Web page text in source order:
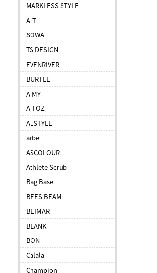
MARKLESS STYLE
ALT
SOWA
TS DESIGN
EVENRIVER
BURTLE
AIMY
AITOZ
ALSTYLE
arbe
ASCOLOUR
Athlete Scrub
Bag Base
BEES BEAM
BEIMAR
BLANK
BON
Calala
Champion